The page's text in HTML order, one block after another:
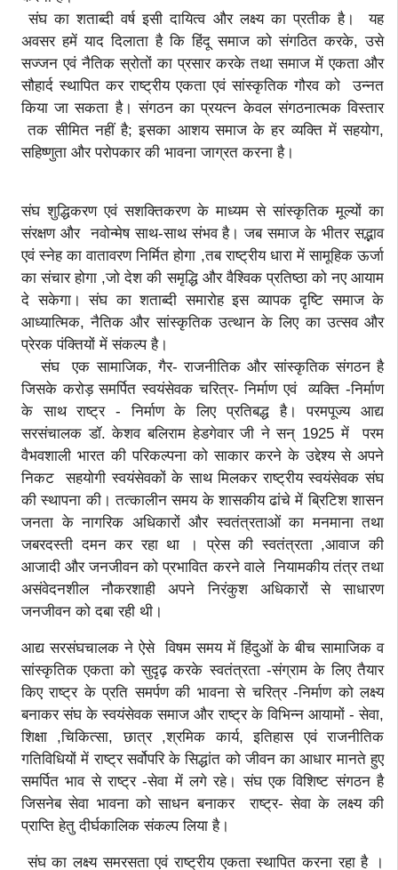
संघ का शताब्दी वर्ष इसी दायित्व और लक्ष्य का प्रतीक है। यह
अवसर हमें याद दिलाता है कि हिंदू समाज को संगठित करके, उसे
सज्जन एवं नैतिक स्रोतों का प्रसार करके तथा समाज में एकता और
सौहार्द स्थापित कर राष्ट्रीय एकता एवं सांस्कृतिक गौरव को उन्नत
किया जा सकता है। संगठन का प्रयत्न केवल संगठनात्मक विस्तार
तक सीमित नहीं है; इसका आशय समाज के हर व्यक्ति में सहयोग,
सहिष्णुता और परोपकार की भावना जाग्रत करना है।
संघ शुद्धिकरण एवं सशक्तिकरण के माध्यम से सांस्कृतिक मूल्यों का
संरक्षण और नवोन्मेष साथ-साथ संभव है। जब समाज के भीतर सद्भाव
एवं स्नेह का वातावरण निर्मित होगा ,तब राष्ट्रीय धारा में सामूहिक ऊर्जा
का संचार होगा ,जो देश की समृद्धि और वैश्विक प्रतिष्ठा को नए आयाम
दे सकेगा। संघ का शताब्दी समारोह इस व्यापक दृष्टि समाज के
आध्यात्मिक, नैतिक और सांस्कृतिक उत्थान के लिए का उत्सव और
प्रेरक पंक्तियों में संकल्प है।
संघ एक सामाजिक, गैर- राजनीतिक और सांस्कृतिक संगठन है
जिसके करोड़ समर्पित स्वयंसेवक चरित्र- निर्माण एवं व्यक्ति -निर्माण
के साथ राष्ट्र - निर्माण के लिए प्रतिबद्ध है। परमपूज्य आद्य
सरसंचालक डॉ. केशव बलिराम हेडगेवार जी ने सन् 1925 में परम
वैभवशाली भारत की परिकल्पना को साकार करने के उद्देश्य से अपने
निकट सहयोगी स्वयंसेवकों के साथ मिलकर राष्ट्रीय स्वयंसेवक संघ
की स्थापना की। तत्कालीन समय के शासकीय ढांचे में ब्रिटिश शासन
जनता के नागरिक अधिकारों और स्वतंत्रताओं का मनमाना तथा
जबरदस्ती दमन कर रहा था । प्रेस की स्वतंत्रता ,आवाज की
आजादी और जनजीवन को प्रभावित करने वाले नियामकीय तंत्र तथा
असंवेदनशील नौकरशाही अपने निरंकुश अधिकारों से साधारण
जनजीवन को दबा रही थी।
आद्य सरसंघचालक ने ऐसे विषम समय में हिंदुओं के बीच सामाजिक व
सांस्कृतिक एकता को सुदृढ़ करके स्वतंत्रता -संग्राम के लिए तैयार
किए राष्ट्र के प्रति समर्पण की भावना से चरित्र -निर्माण को लक्ष्य
बनाकर संघ के स्वयंसेवक समाज और राष्ट्र के विभिन्न आयामों - सेवा,
शिक्षा ,चिकित्सा, छात्र ,श्रमिक कार्य, इतिहास एवं राजनीतिक
गतिविधियों में राष्ट्र सर्वोपरि के सिद्धांत को जीवन का आधार मानते हुए
समर्पित भाव से राष्ट्र -सेवा में लगे रहे। संघ एक विशिष्ट संगठन है
जिसनेब सेवा भावना को साधन बनाकर राष्ट्र- सेवा के लक्ष्य की
प्राप्ति हेतु दीर्घकालिक संकल्प लिया है।
संघ का लक्ष्य समरसता एवं राष्ट्रीय एकता स्थापित करना रहा है ।